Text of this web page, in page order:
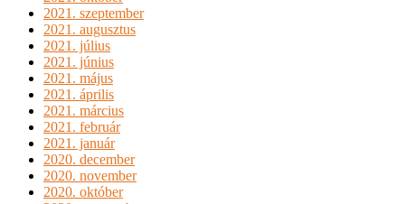
2021. szeptember
2021. augusztus
2021. július
2021. június
2021. május
2021. április
2021. március
2021. február
2021. január
2020. december
2020. november
2020. október